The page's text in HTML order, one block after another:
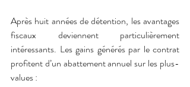
Après huit années de détention, les avantages
fiscaux deviennent particulièrement
intéressants. Les gains générés par le contrat
profitent d’un abattement annuel sur les plus-
values :